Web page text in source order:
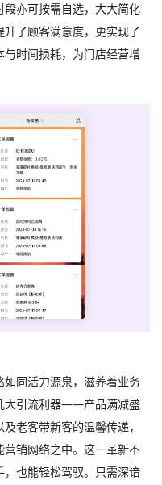
亦可按需自选，大大简化
了顾客满意度，更实现了
时间损耗，为门店经营增
同活力源泉，滋养着业务
大引流利器——产品满减盛
老客带新客的温馨传递，
销网络之中。这一革新不
也能轻松驾驭。只需深谙